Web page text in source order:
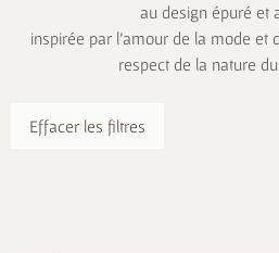
au design épuré et
inspirée par l’amour de la mode et
respect de la nature
Effacer les filtres